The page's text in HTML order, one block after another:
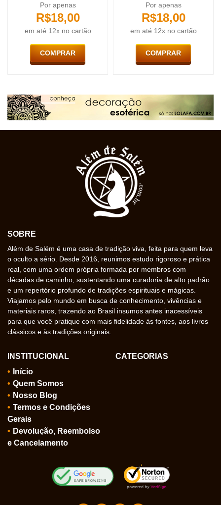
Por apenas
R$18,00
em até 12x no cartão
COMPRAR
Por apenas
R$18,00
em até 12x no cartão
COMPRAR
SOBRE
Além de Salém é uma casa de tradição viva, feita para quem leva
o oculto a sério. Desde 2016, reunimos estudo rigoroso e prática
real, com uma ordem própria formada por membros com
décadas de caminho, sustentando uma curadoria de alto padrão
e um repertório profundo de tradições espirituais e mágicas.
Viajamos pelo mundo em busca de conhecimento, vivências e
materiais raros, trazendo ao Brasil insumos antes inacessíveis
para que você pratique com mais fidelidade às fontes, aos livros
clássicos e às tradições originais.
INSTITUCIONAL
Início
Quem Somos
Nosso Blog
Termos e Condições
Gerais
Devolução, Reembolso
e Cancelamento
CATEGORIAS